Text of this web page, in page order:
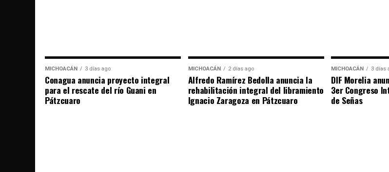
MICHOACÁN 3 días ago
Conagua anuncia proyecto integral
para el rescate del río Guani en
Pátzcuaro
MICHOACÁN 2 días ago
Alfredo Ramírez Bedolla anuncia la
rehabilitación integral del libramiento
Ignacio Zaragoza en Pátzcuaro
MICHOACÁN 3 días
DIF Morelia
3er Congreso
de Señas